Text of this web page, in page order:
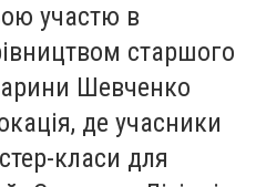
участю в
старшого
Шевченко
де учасники
класи для